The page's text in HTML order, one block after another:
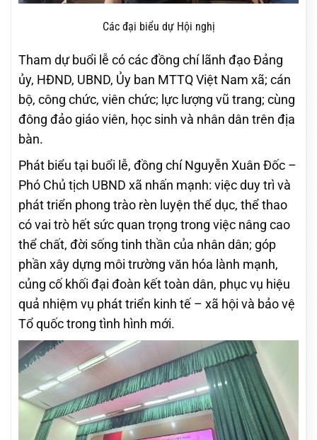
Các đại biểu dự Hội nghị
Tham dự buổi lễ có các đồng chí lãnh đạo Đảng
ủy, HĐND, UBND, Ủy ban MTTQ Việt Nam xã; cán
bộ, công chức, viên chức; lực lượng vũ trang; cùng
đông đảo giáo viên, học sinh và nhân dân trên địa
bàn.
Phát biểu tại buổi lễ, đồng chí Nguyễn Xuân Đốc –
Phó Chủ tịch UBND xã nhấn mạnh: việc duy trì và
phát triển phong trào rèn luyện thể dục, thể thao
có vai trò hết sức quan trọng trong việc nâng cao
thể chất, đời sống tinh thần của nhân dân; góp
phần xây dựng môi trường văn hóa lành mạnh,
củng cố khối đại đoàn kết toàn dân, phục vụ hiệu
quả nhiệm vụ phát triển kinh tế – xã hội và bảo vệ
Tổ quốc trong tình hình mới.